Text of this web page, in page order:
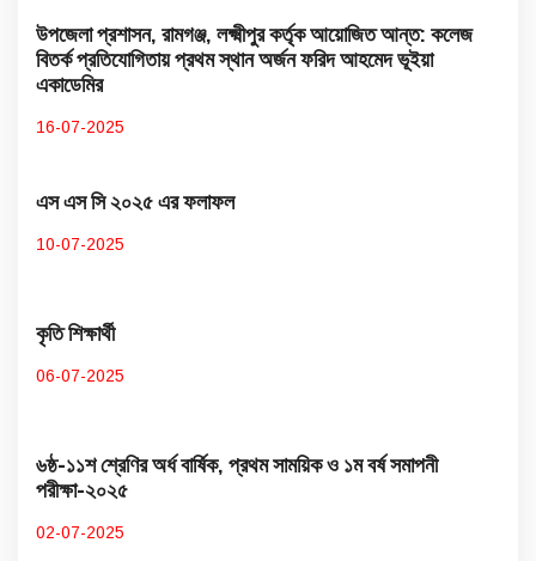
উপজেলা প্রশাসন, রামগঞ্জ, লক্ষ্মীপুর কর্তৃক আয়োজিত আন্ত: কলেজ
বিতর্ক প্রতিযোগিতায় প্রথম স্থান অর্জন ফরিদ আহমেদ ভূইয়া
একাডেমির
16-07-2025
এস এস সি ২০২৫ এর ফলাফল
10-07-2025
কৃতি শিক্ষার্থী
06-07-2025
৬ষ্ঠ-১১শ শ্রেণির অর্ধ বার্ষিক, প্রথম সাময়িক ও ১ম বর্ষ সমাপনী
পরীক্ষা-২০২৫
02-07-2025